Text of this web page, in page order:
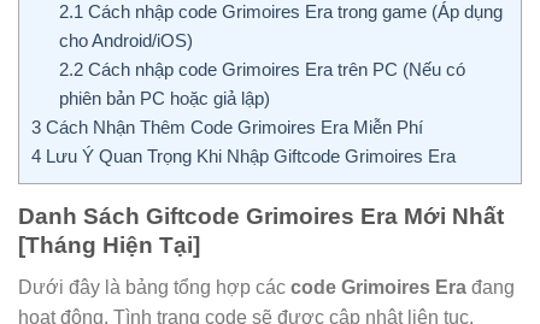
2.1 Cách nhập code Grimoires Era trong game (Áp dụng
cho Android/iOS)
2.2Cách nhập code Grimoires Era trên PC (Nếu có
phiên bản PC hoặc giả lập)
3 Cách Nhận Thêm Code Grimoires Era Miễn Phí
4 Lưu Ý Quan Trọng Khi Nhập Giftcode Grimoires Era
Danh Sách Giftcode Grimoires Era Mới Nhất
[Tháng Hiện Tại]
Dưới đây là bảng tổng hợp các code Grimoires Era đang
hoạt động. Tình trạng code sẽ được cập nhật liên tục.